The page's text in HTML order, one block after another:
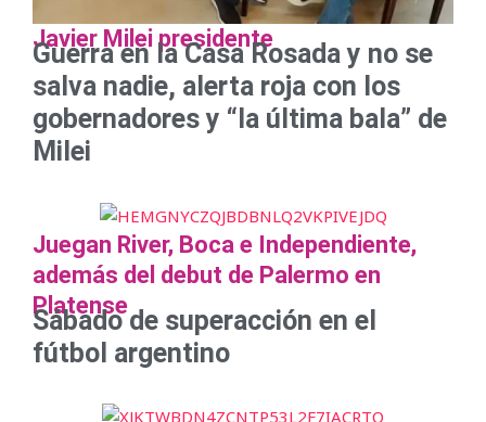
Javier Milei presidente
Guerra en la Casa Rosada y no se
salva nadie, alerta roja con los
gobernadores y “la última bala” de
Milei
Juegan River, Boca e Independiente,
además del debut de Palermo en
Platense
Sábado de superacción en el
fútbol argentino